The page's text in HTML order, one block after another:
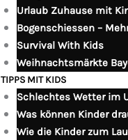
Urlaub Zuhause mit
Bogenschiessen –
Survival With Kids
Weihnachtsmärkte
TIPPS MIT KIDS
Schlechtes Wetter im
Was können Kinder
Wie die Kinder zum